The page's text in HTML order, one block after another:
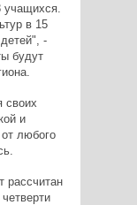
в 15
-
будут
своих
и
любого
рассчитан